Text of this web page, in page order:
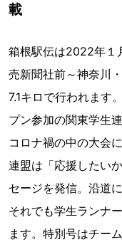
載
箱根駅伝は2022年１
売新聞社前～神奈川
7.1キロで行われます
プン参加の関東学生
コロナ禍の中の大会
連盟は「応援したい
セージを発信。沿道
それでも学生ランナ
ます。特別号はチー